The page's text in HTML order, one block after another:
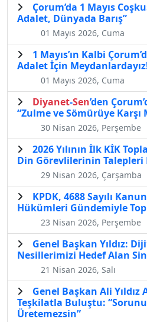
Çorum’da 1 Mayıs
Adalet, Dünyada Barış”
01 Mayıs 2026, Cuma
1 Mayıs’ın Kalbi
Adalet İçin
01 Mayıs 2026, Cuma
Diyanet-Sen’den
“Zulme ve Sömürüye Karşı
30 Nisan 2026, Perşembe
2026 Yılının İlk KİK
Din Görevlilerinin Talepleri
29 Nisan 2026, Çarşamba
KPDK, 4688 Sayılı
Hükümleri Gündemiyle
23 Nisan 2026, Perşembe
Genel Başkan Yıldız:
Nesillerimizi Hedef Alan
21 Nisan 2026, Salı
Genel Başkan Ali
Teşkilatla Buluştu:
Üretemezsin”